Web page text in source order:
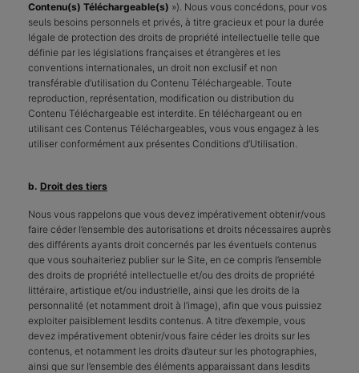
Contenu(s) Téléchargeable(s) »). Nous vous concédons, pour vos
seuls besoins personnels et privés, à titre gracieux et pour la durée
légale de protection des droits de propriété intellectuelle telle que
définie par les législations françaises et étrangères et les
conventions internationales, un droit non exclusif et non
transférable d’utilisation du Contenu Téléchargeable. Toute
reproduction, représentation, modification ou distribution du
Contenu Téléchargeable est interdite. En téléchargeant ou en
utilisant ces Contenus Téléchargeables, vous vous engagez à les
utiliser conformément aux présentes Conditions d’Utilisation.
b. Droit des tiers
Nous vous rappelons que vous devez impérativement obtenir/vous
faire céder l’ensemble des autorisations et droits nécessaires auprès
des différents ayants droit concernés par les éventuels contenus
que vous souhaiteriez publier sur le Site, en ce compris l’ensemble
des droits de propriété intellectuelle et/ou des droits de propriété
littéraire, artistique et/ou industrielle, ainsi que les droits de la
personnalité (et notamment droit à l’image), afin que vous puissiez
exploiter paisiblement lesdits contenus. A titre d’exemple, vous
devez impérativement obtenir/vous faire céder les droits sur les
contenus, et notamment les droits d’auteur sur les photographies,
ainsi que sur l’ensemble des éléments apparaissant dans lesdits